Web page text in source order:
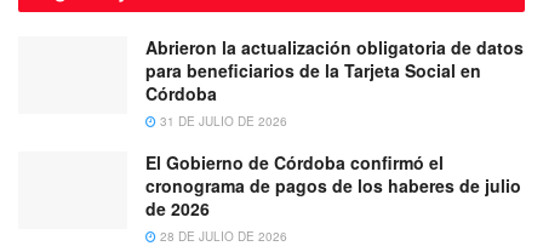
Abrieron la actualización obligatoria de datos
para beneficiarios de la Tarjeta Social en
Córdoba
31 DE JULIO DE 2026
El Gobierno de Córdoba confirmó el
cronograma de pagos de los haberes de julio
de 2026
28 DE JULIO DE 2026